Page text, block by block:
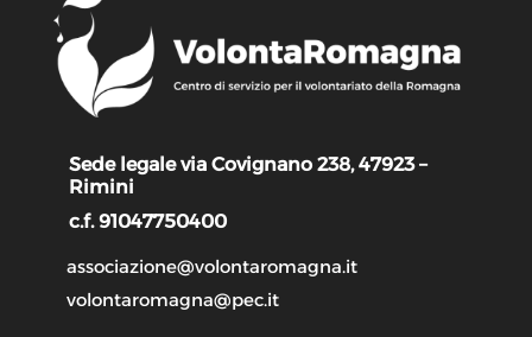
Sede legale via Covignano 238, 47923 –
Rimini
c.f. 91047750400
associazione@volontaromagna.it
volontaromagna@pec.it